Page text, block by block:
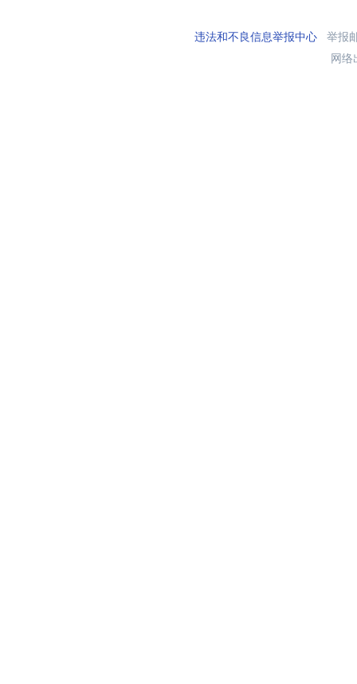
违法和不良信息举报中心举报
网